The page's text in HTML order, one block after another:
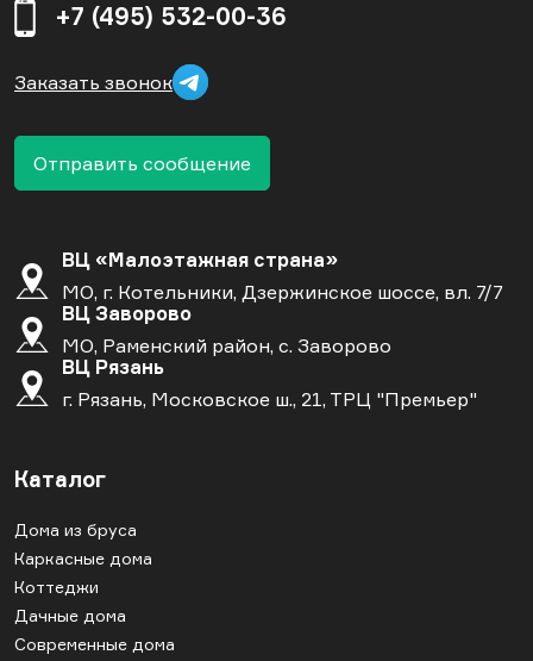
+7 (495) 532-00-36
Заказать звонок
Отправить сообщение
ВЦ «Малоэтажная страна»
МО, г. Котельники, Дзержинское шоссе, вл. 7/7
ВЦ Заворово
МО, Раменский район, с. Заворово
ВЦ Рязань
г. Рязань, Московское ш., 21, ТРЦ "Премьер"
Каталог
Дома из бруса
Каркасные дома
Коттеджи
Дачные дома
Современные дома